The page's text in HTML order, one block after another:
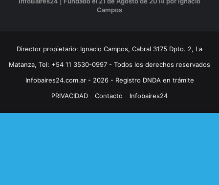
Campos
Director propietario: Ignacio Campos, Cabral 3175 Dpto. 2, La
Matanza, Tel: +54 11 3530-0997 - Todos los derechos reservados
Infobaires24.com.ar - 2026 - Registro DNDA en trámite
PRIVACIDAD
Contacto Infobaires24